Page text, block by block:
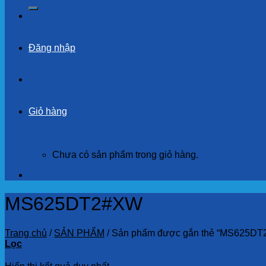
kiếm:
Đăng nhập
Giỏ hàng
Chưa có sản phẩm trong giỏ hàng.
MS625DT2#XW
Trang chủ / SẢN PHẨM /Sản phẩm được gắn thẻ
Lọc